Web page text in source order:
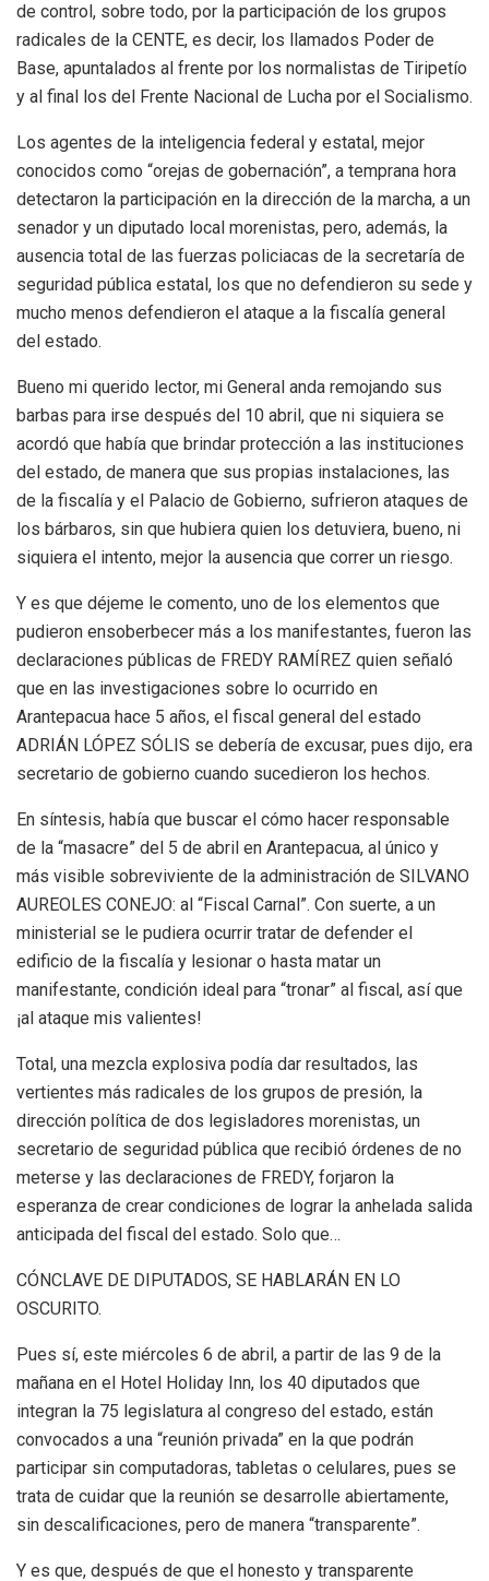
de control, sobre todo, por la participación de los grupos
radicales de la CENTE, es decir, los llamados Poder de
Base, apuntalados al frente por los normalistas de Tiripetío
y al final los del Frente Nacional de Lucha por el Socialismo.
Los agentes de la inteligencia federal y estatal, mejor
conocidos como “orejas de gobernación”, a temprana hora
detectaron la participación en la dirección de la marcha, a un
senador y un diputado local morenistas, pero, además, la
ausencia total de las fuerzas policiacas de la secretaría de
seguridad pública estatal, los que no defendieron su sede y
mucho menos defendieron el ataque a la fiscalía general
del estado.
Bueno mi querido lector, mi General anda remojando sus
barbas para irse después del 10 abril, que ni siquiera se
acordó que había que brindar protección a las instituciones
del estado, de manera que sus propias instalaciones, las
de la fiscalía y el Palacio de Gobierno, sufrieron ataques de
los bárbaros, sin que hubiera quien los detuviera, bueno, ni
siquiera el intento, mejor la ausencia que correr un riesgo.
Y es que déjeme le comento, uno de los elementos que
pudieron ensoberbecer más a los manifestantes, fueron las
declaraciones públicas de FREDY RAMÍREZ quien señaló
que en las investigaciones sobre lo ocurrido en
Arantepacua hace 5 años, el fiscal general del estado
ADRIÁN LÓPEZ SÓLIS se debería de excusar, pues dijo, era
secretario de gobierno cuando sucedieron los hechos.
En síntesis, había que buscar el cómo hacer responsable
de la “masacre” del 5 de abril en Arantepacua, al único y
más visible sobreviviente de la administración de SILVANO
AUREOLES CONEJO: al “Fiscal Carnal”. Con suerte, a un
ministerial se le pudiera ocurrir tratar de defender el
edificio de la fiscalía y lesionar o hasta matar un
manifestante, condición ideal para “tronar” al fiscal, así que
¡al ataque mis valientes!
Total, una mezcla explosiva podía dar resultados, las
vertientes más radicales de los grupos de presión, la
dirección política de dos legisladores morenistas, un
secretario de seguridad pública que recibió órdenes de no
meterse y las declaraciones de FREDY, forjaron la
esperanza de crear condiciones de lograr la anhelada salida
anticipada del fiscal del estado. Solo que…
CÓNCLAVE DE DIPUTADOS, SE HABLARÁN EN LO
OSCURITO.
Pues sí, este miércoles 6 de abril, a partir de las 9 de la
mañana en el Hotel Holiday Inn, los 40 diputados que
integran la 75 legislatura al congreso del estado, están
convocados a una “reunión privada” en la que podrán
participar sin computadoras, tabletas o celulares, pues se
trata de cuidar que la reunión se desarrolle abiertamente,
sin descalificaciones, pero de manera “transparente”.
Y es que, después de que el honesto y transparente